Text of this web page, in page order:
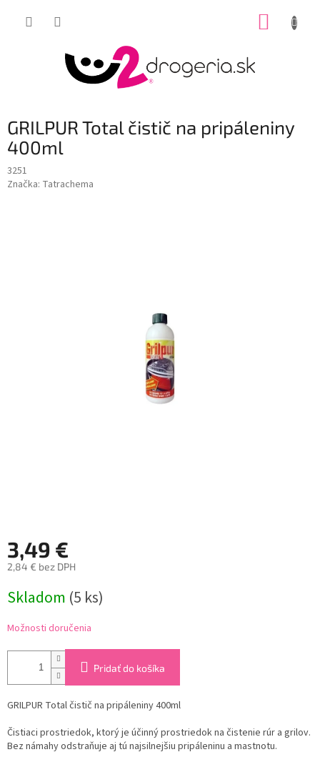
GRILPUR Total čistič na pripáleniny
400ml
3251
Značka: Tatrachema
3,49 €
2,84 € bez DPH
cena:
Skladom (5 ks)
Možnosti doručenia
Pridať do košíka
GRILPUR Total čistič na pripáleniny 400ml
Čistiaci prostriedok, ktorý je účinný prostriedok na čistenie rúr a grilov.
Bez námahy odstraňuje aj tú najsilnejšiu pripáleninu a mastnotu.